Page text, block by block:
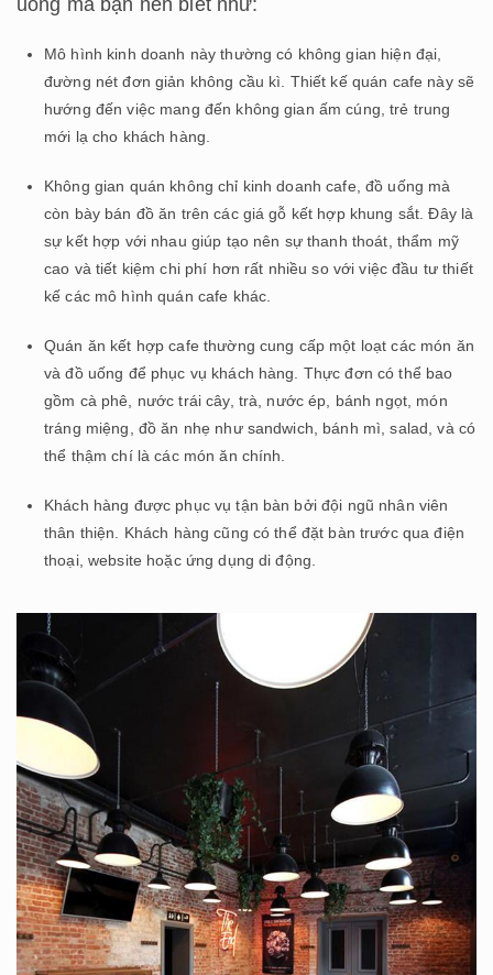
uống mà bạn nên biết như:
Mô hình kinh doanh này thường có không gian hiện đại,
đường nét đơn giản không cầu kì. Thiết kế quán cafe này sẽ
hướng đến việc mang đến không gian ấm cúng, trẻ trung
mới lạ cho khách hàng.
Không gian quán không chỉ kinh doanh cafe, đồ uống mà
còn bày bán đồ ăn trên các giá gỗ kết hợp khung sắt. Đây là
sự kết hợp với nhau giúp tạo nên sự thanh thoát, thẩm mỹ
cao và tiết kiệm chi phí hơn rất nhiều so với việc đầu tư thiết
kế các mô hình quán cafe khác.
Quán ăn kết hợp cafe thường cung cấp một loạt các món ăn
và đồ uống để phục vụ khách hàng. Thực đơn có thể bao
gồm cà phê, nước trái cây, trà, nước ép, bánh ngọt, món
tráng miệng, đồ ăn nhẹ như sandwich, bánh mì, salad, và có
thể thậm chí là các món ăn chính.
Khách hàng được phục vụ tận bàn bởi đội ngũ nhân viên
thân thiện. Khách hàng cũng có thể đặt bàn trước qua điện
thoại, website hoặc ứng dụng di động.